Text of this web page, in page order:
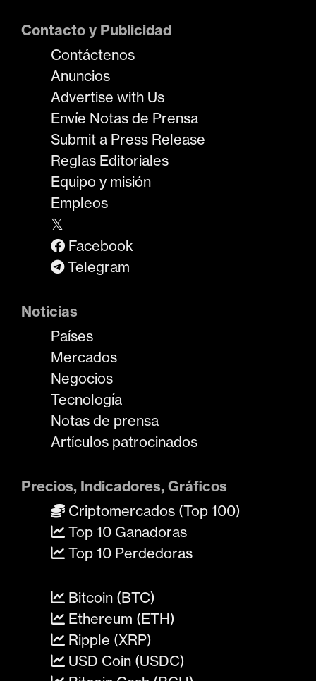
Contacto y Publicidad
Contáctenos
Anuncios
Advertise with Us
Envíe Notas de Prensa
Submit a Press Release
Reglas Editoriales
Equipo y misión
Empleos
𝕏
Facebook
Telegram
Noticias
Países
Mercados
Negocios
Tecnología
Notas de prensa
Artículos patrocinados
Precios, Indicadores, Gráficos
Criptomercados (Top 100)
Top 10 Ganadoras
Top 10 Perdedoras
Bitcoin (BTC)
Ethereum (ETH)
Ripple (XRP)
USD Coin (USDC)